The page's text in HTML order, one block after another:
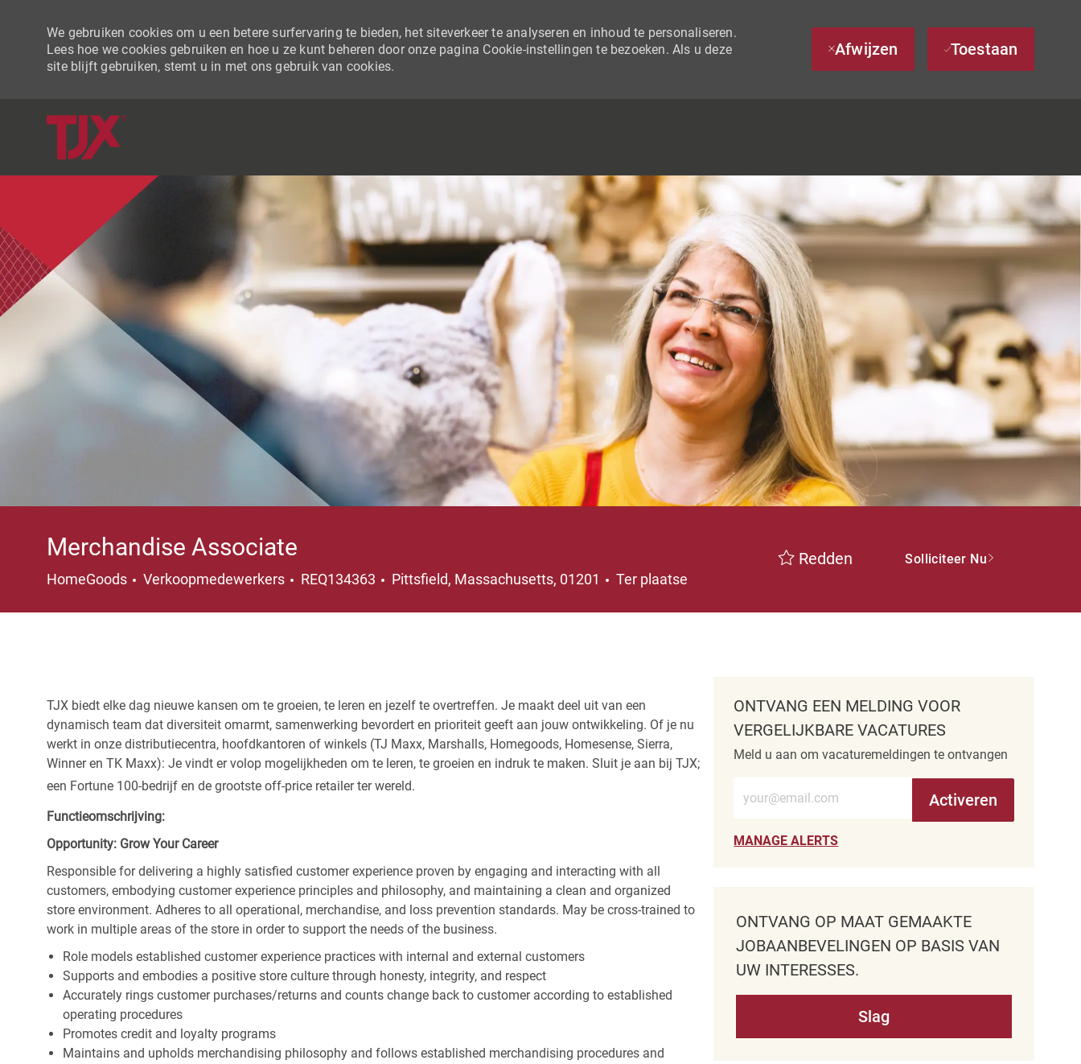
We gebruiken cookies om u een betere surfervaring te bieden, het siteverkeer te analyseren en inhoud te personaliseren.
Lees hoe we cookies gebruiken en hoe u ze kunt beheren door onze pagina Cookie-instellingen te bezoeken. Als u deze
site blijft gebruiken, stemt u in met ons gebruik van cookies.
Afwijzen Toestaan
Merchandise Associate
HomeGoods Categorie
Verkoopmedewerkers REQ134363 Plaats
Pittsfield, Massachusetts, 01201 Ter plaatse
Redden Solliciteer Nu
TJX biedt elke dag nieuwe kansen om te groeien, te leren en jezelf te overtreffen. Je maakt deel uit van een
dynamisch team dat diversiteit omarmt, samenwerking bevordert en prioriteit geeft aan jouw ontwikkeling. Of je nu
werkt in onze distributiecentra, hoofdkantoren of winkels (TJ Maxx, Marshalls, Homegoods, Homesense, Sierra,
Winner en TK Maxx): Je vindt er volop mogelijkheden om te leren, te groeien en indruk te maken. Sluit je aan bij TJX;
een Fortune 100-bedrijf en de grootste off-price retailer ter wereld.
Functieomschrijving:
Opportunity: Grow Your Career
Responsible for delivering a highly satisfied customer experience proven by engaging and interacting with all
customers, embodying customer experience principles and philosophy, and maintaining a clean and organized
store environment. Adheres to all operational, merchandise, and loss prevention standards. May be cross-trained to
work in multiple areas of the store in order to support the needs of the business.
Role models established customer experience practices with internal and external customers
Supports and embodies a positive store culture through honesty, integrity, and respect
Accurately rings customer purchases/returns and counts change back to customer according to established
operating procedures
Promotes credit and loyalty programs
Maintains and upholds merchandising philosophy and follows established merchandising procedures and
ONTVANG EEN MELDING VOOR
VERGELIJKBARE VACATURES
Meld u aan om vacaturemeldingen te ontvangen
Activeren
MANAGE ALERTS
ONTVANG OP MAAT GEMAAKTE
JOBAANBEVELINGEN OP BASIS VAN
UW INTERESSES.
Slag